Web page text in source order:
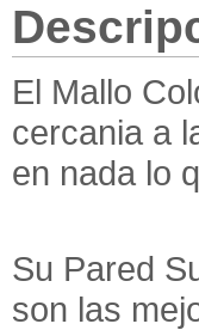
El Mallo
cercania a
en nada lo
Su Pared
son las